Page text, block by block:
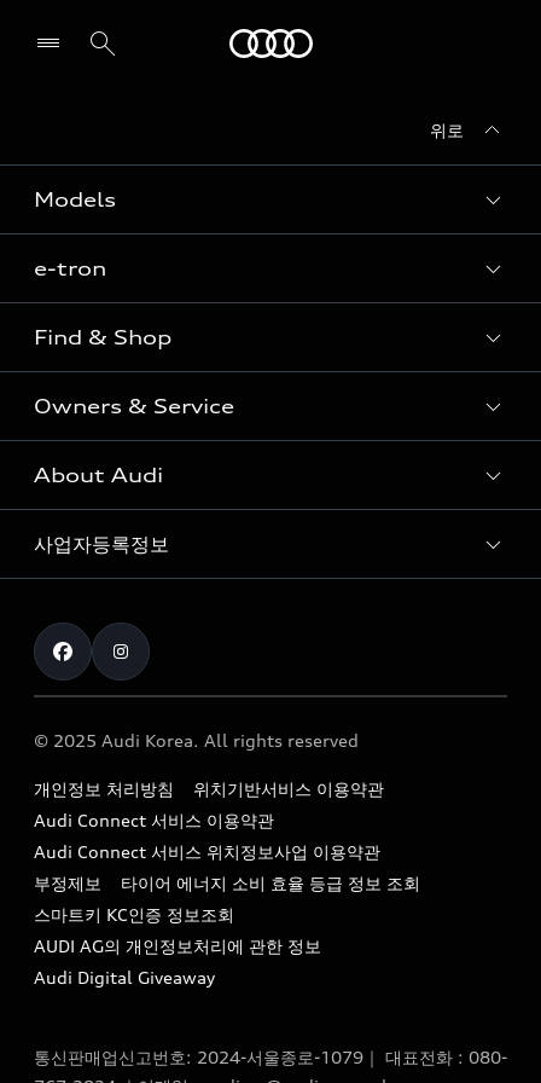
위로
Models
Sedan
SUV
Coupe
S range
e-tron
e-tron
Find & Shop
전시장/AAP 전시장/AS센터
아우디 신차 재고
아우디 모델 비교하기
아우디 공식 인증 중고차
The new Audi A6 Taste Drive 이벤트
Owners & Service
고객안내
Audi Connect
myAudiworld
내비게이션 데이터 다운로드
아우디 영상 매뉴얼
서비스 센터
서비스 프로그램
아우디 e-tron 케어 프로그램
사설수리업체를 위한 권고사항
About Audi
아우디 브랜드
Formula 1
Audi Story
아우디코리아 소식
아우디코리아 소개
아우디 스토리
아우디 브랜드 히스토리
quattro 시스템
사업자등록정보
통신판매업신고번호 : 2024-서울종로-1079
대표자명 : 틸 셰어
딩)
이메일 : audi_m@audi-ccc.co.kr
© 2025 Audi Korea. All rights reserved
개인정보 처리방침
위치기반서비스 이용약관
Audi Connect 서비스 이용약관
Audi Connect 서비스 위치정보사업 이용약관
부정제보
타이어 에너지 소비 효율 등급 정보 조회
스마트키 KC인증 정보조회
AUDI AG의 개인정보처리에 관한 정보
Audi Digital Giveaway
통신판매업신고번호: 2024-서울종로-1079｜ 대표전화 : 080-